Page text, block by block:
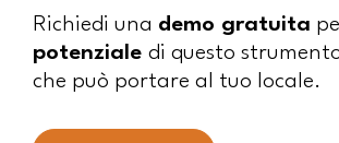
Richiedi una demo gratuita
potenziale di questo
che può portare al tuo locale.